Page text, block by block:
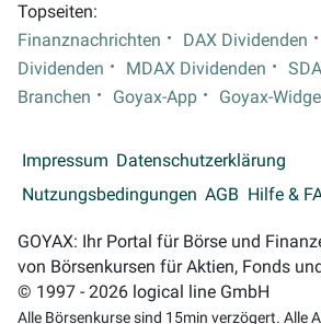
Topseiten:
Finanznachrichten
DAX Dividenden
Dividenden
MDAX Dividenden
Branchen
Goyax-App Goyax-
Impressum Datenschutzerklärung
Nutzungsbedingungen AGB Hilfe &
GOYAX: Ihr Portal für Börse und
von Börsenkursen für Aktien, Fonds
© 1997 - 2026 logical line GmbH
Alle Börsenkurse sind 15min verzögert. Alle